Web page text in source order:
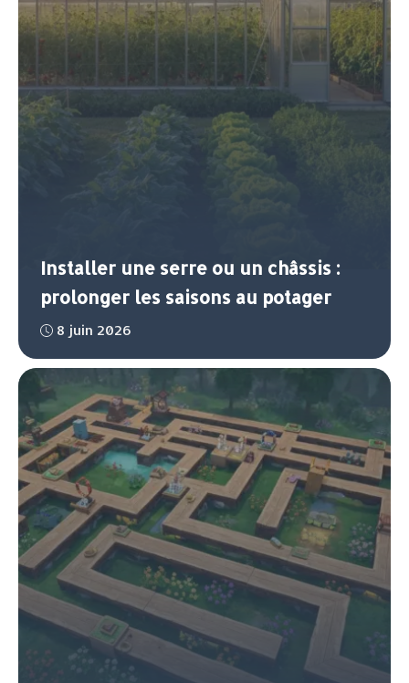
Installer une serre ou un châssis :
prolonger les saisons au potager
8 juin 2026